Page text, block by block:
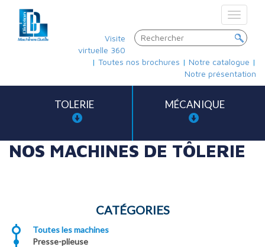
Toggle
Visite
virtuelle 360
| Toutes nos brochures | Notre catalogue |
Notre présentation
TOLERIE MÉCANIQUE
NOS MACHINES DE TÔLERIE
CATÉGORIES
Toutes les machines
Presse-plieuse